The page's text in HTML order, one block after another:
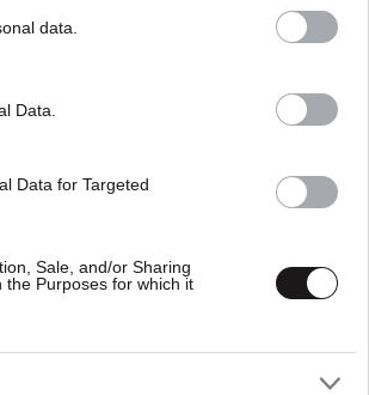
data.
Data.
Data for Targeted
Sale, and/or Sharing
Purposes for which it